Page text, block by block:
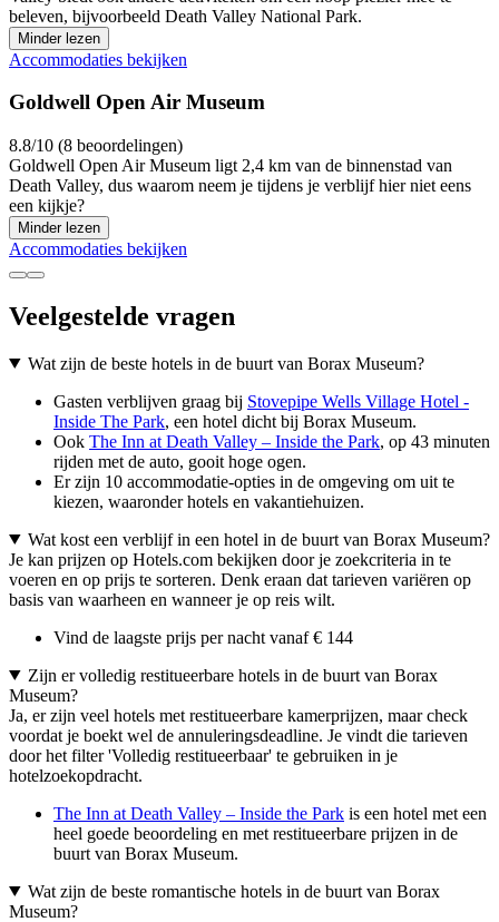
beleven, bijvoorbeeld Death Valley National Park.
Minder lezen
Accommodaties bekijken
Goldwell Open Air Museum
8.8/10 (8 beoordelingen)
Goldwell Open Air Museum ligt 2,4 km van de binnenstad van
Death Valley, dus waarom neem je tijdens je verblijf hier niet eens
een kijkje?
Minder lezen
Accommodaties bekijken
Veelgestelde vragen
Wat zijn de beste hotels in de buurt van Borax Museum?
Gasten verblijven graag bij Stovepipe Wells Village Hotel -
Inside The Park, een hotel dicht bij Borax Museum.
Ook The Inn at Death Valley – Inside the Park, op 43 minuten
rijden met de auto, gooit hoge ogen.
Er zijn 10 accommodatie-opties in de omgeving om uit te
kiezen, waaronder hotels en vakantiehuizen.
Wat kost een verblijf in een hotel in de buurt van Borax Museum?
Je kan prijzen op Hotels.com bekijken door je zoekcriteria in te
voeren en op prijs te sorteren. Denk eraan dat tarieven variëren op
basis van waarheen en wanneer je op reis wilt.
Vind de laagste prijs per nacht vanaf € 144
Zijn er volledig restitueerbare hotels in de buurt van Borax
Museum?
Ja, er zijn veel hotels met restitueerbare kamerprijzen, maar check
voordat je boekt wel de annuleringsdeadline. Je vindt die tarieven
door het filter 'Volledig restitueerbaar' te gebruiken in je
hotelzoekopdracht.
The Inn at Death Valley – Inside the Park is een hotel met een
heel goede beoordeling en met restitueerbare prijzen in de
buurt van Borax Museum.
Wat zijn de beste romantische hotels in de buurt van Borax
Museum?